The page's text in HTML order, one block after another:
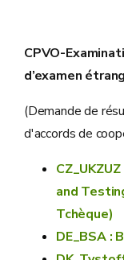
CPVO-
d’examen
(Demande de
d'accords de
and
Tchèque)
DE_BSA :